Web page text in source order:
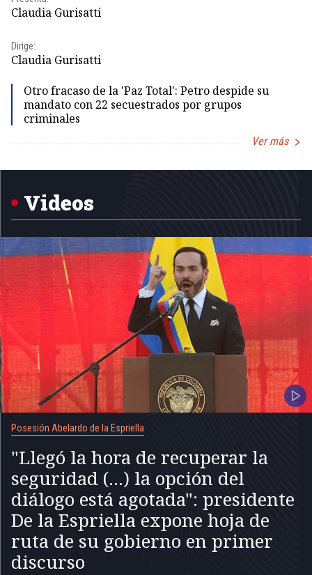
Claudia Gurisatti
Dirige:
Claudia Gurisatti
Otro fracaso de la 'Paz Total': Petro despide su
mandato con 22 secuestrados por grupos
criminales
Ver más
Videos
Posesión Abelardo de la Espriella
"Llegó la hora de recuperar la
seguridad (...) la opción del
diálogo está agotada": presidente
De la Espriella expone hoja de
ruta de su gobierno en primer
discurso